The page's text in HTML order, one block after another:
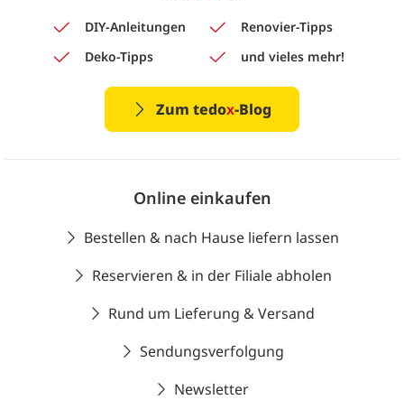
DIY-Anleitungen
Renovier-Tipps
Deko-Tipps
und vieles mehr!
Zum tedox-Blog
Online einkaufen
Bestellen & nach Hause liefern lassen
Reservieren & in der Filiale abholen
Rund um Lieferung & Versand
Sendungsverfolgung
Newsletter